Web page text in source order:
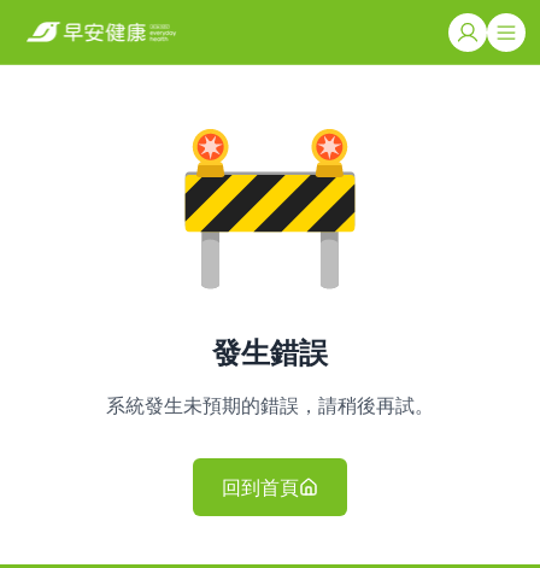
發生錯誤
系統發生未預期的錯誤，請稍後再試。
回到首頁